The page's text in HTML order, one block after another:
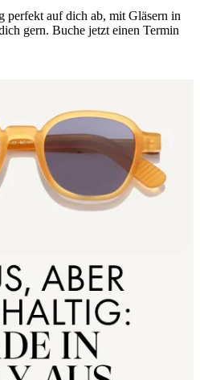
perfekt auf dich ab, mit Gläsern in
gern. Buche jetzt einen Termin